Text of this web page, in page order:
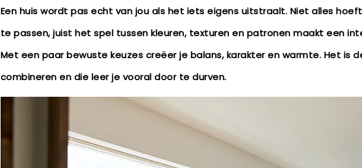
Een huis wordt pas echt van jou als het iets eigens uitstraalt. Niet alles
te passen, juist het spel tussen kleuren, texturen en patronen maakt een
Met een paar bewuste keuzes creëer je balans, karakter en warmte. Het is
combineren en die leer je vooral door te durven.